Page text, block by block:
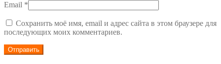
Email *
Сохранить моё имя, email и адрес сайта в этом браузере для
последующих моих комментариев.